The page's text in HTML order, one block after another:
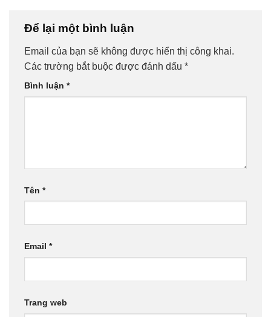
Để lại một bình luận
Email của bạn sẽ không được hiển thị công khai.
Các trường bắt buộc được đánh dấu *
Bình luận *
Tên *
Email *
Trang web